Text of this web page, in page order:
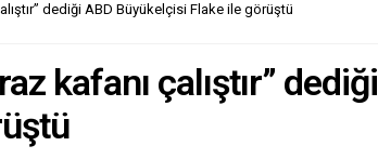
dediği ABD Büyükelçisi Flake ile görüştü
kafanı çalıştır” dediği